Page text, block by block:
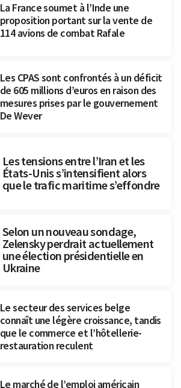
La France soumet à l’Inde une
proposition portant sur la vente de
114 avions de combat Rafale
Les CPAS sont confrontés à un déficit
de 605 millions d’euros en raison des
mesures prises par le gouvernement
De Wever
Les tensions entre l’Iran et les
États-Unis s’intensifient alors
que le trafic maritime s’effondre
Selon un nouveau sondage,
Zelensky perdrait actuellement
une élection présidentielle en
Ukraine
Le secteur des services belge
connaît une légère croissance, tandis
que le commerce et l’hôtellerie-
restauration reculent
Le marché de l’emploi américain